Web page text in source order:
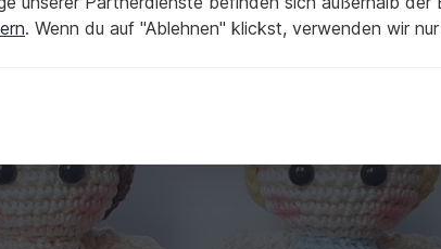
. Wenn du auf "Ablehnen" klickst, verwenden wir